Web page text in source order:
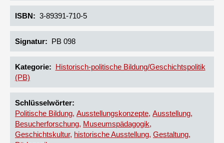
ISBN 3-89391-710-5
Signatur PB 098
Kategorie
Historisch-politische Bildung/Geschichtspolitik
(PB)
Schlüsselwörter
Politische Bildung Ausstellungskonzepte Ausstellung
Besucherforschung Museumspädagogik
Geschichtskultur historische Ausstellung Gestaltung